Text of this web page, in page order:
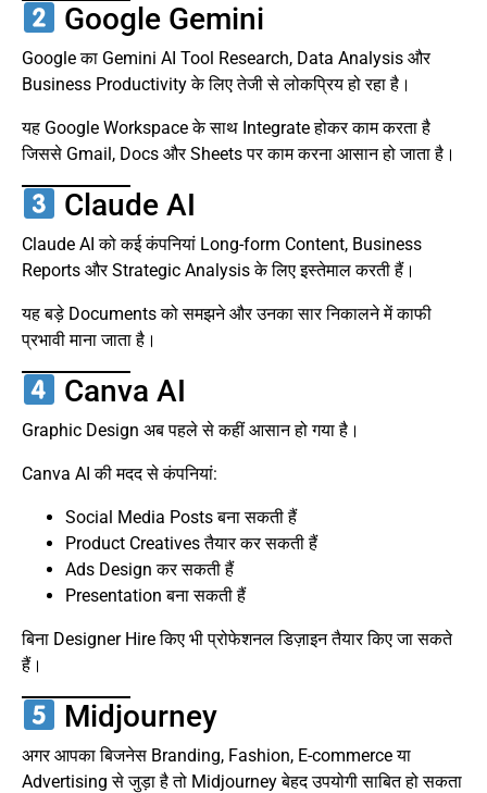
Google Gemini
Google का Gemini AI Tool Research, Data Analysis और
Business Productivity के लिए तेजी से लोकप्रिय हो रहा है।
यह Google Workspace के साथ Integrate होकर काम करता है
जिससे Gmail, Docs और Sheets पर काम करना आसान हो जाता है।
Claude AI
Claude AI को कई कंपनियां Long-form Content, Business
Reports और Strategic Analysis के लिए इस्तेमाल करती हैं।
यह बड़े Documents को समझने और उनका सार निकालने में काफी
प्रभावी माना जाता है।
Canva AI
Graphic Design अब पहले से कहीं आसान हो गया है।
Canva AI की मदद से कंपनियां:
Social Media Posts बना सकती हैं
Product Creatives तैयार कर सकती हैं
Ads Design कर सकती हैं
Presentation बना सकती हैं
बिना Designer Hire किए भी प्रोफेशनल डिज़ाइन तैयार किए जा सकते
हैं।
Midjourney
अगर आपका बिजनेस Branding, Fashion, E-commerce या
Advertising से जुड़ा है तो Midjourney बेहद उपयोगी साबित हो सकता